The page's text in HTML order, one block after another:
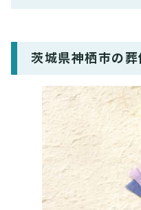
茨城県神栖市の